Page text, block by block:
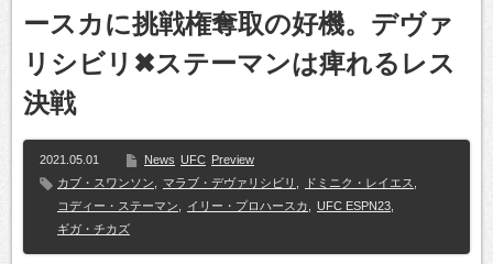
ースカに挑戦権奪取の好機。デヴァ
リシビリ✖ステーマンは痺れるレス
決戦
2021.05.01 News UFC Preview
カブ・スワンソン
マラブ・デヴァリシビリ ドミニク・レイエス
コディー・ステーマン
イリー・プロハースカ UFC ESPN23
ギガ・チカズ